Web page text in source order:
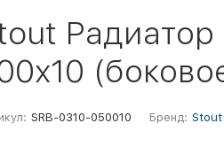
SRB-0310-050010 Бренд: Stout